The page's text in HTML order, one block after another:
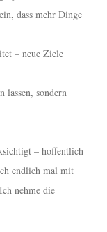
dass mehr Dinge
– neue Ziele
lassen, sondern
– hoffentlich
endlich mal mit
nehme die